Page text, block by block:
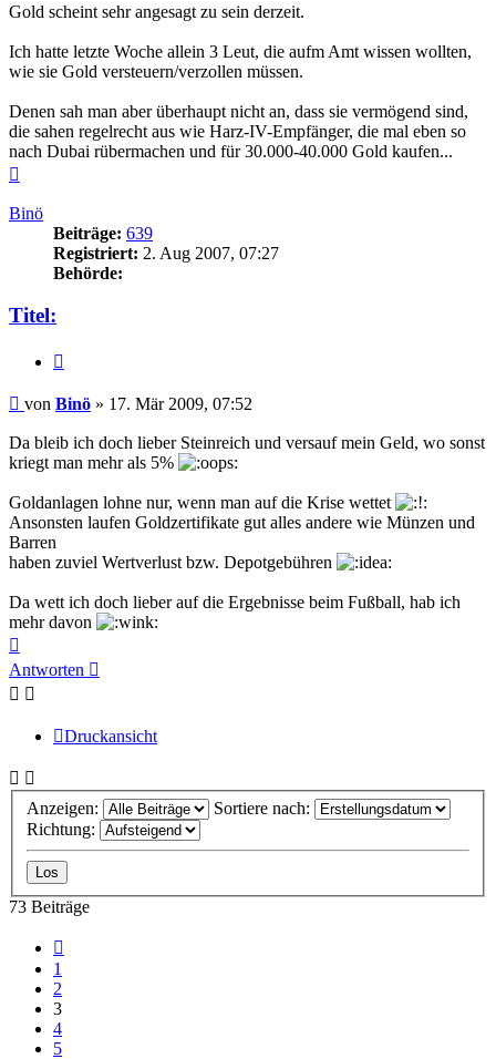
Gold scheint sehr angesagt zu sein derzeit.
Ich hatte letzte Woche allein 3 Leut, die aufm Amt wissen wollten,
wie sie Gold versteuern/verzollen müssen.
Denen sah man aber überhaupt nicht an, dass sie vermögend sind,
die sahen regelrecht aus wie Harz-IV-Empfänger, die mal eben so
nach Dubai rübermachen und für 30.000-40.000 Gold kaufen...
Binö
Beiträge: 639
Registriert: 2. Aug 2007, 07:27
Behörde:
Titel:
Beitrag
von Binö » 17. Mär 2009, 07:52
Da bleib ich doch lieber Steinreich und versauf mein Geld, wo sonst
kriegt man mehr als 5%
Goldanlagen lohne nur, wenn man auf die Krise wettet
Ansonsten laufen Goldzertifikate gut alles andere wie Münzen und
Barren
haben zuviel Wertverlust bzw. Depotgebühren
Da wett ich doch lieber auf die Ergebnisse beim Fußball, hab ich
mehr davon
oben
Antworten
Druckansicht
Anzeigen:
Sortiere nach:
Richtung:
73 Beiträge
1
2
3
4
5